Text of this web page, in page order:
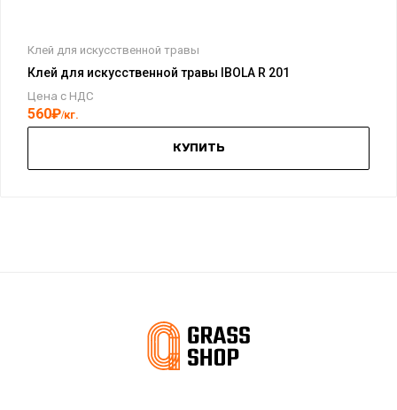
Клей для искусственной травы
Клей для искусственной травы IBOLA R 201
Цена с НДС
560₽кг.
КУПИТЬ